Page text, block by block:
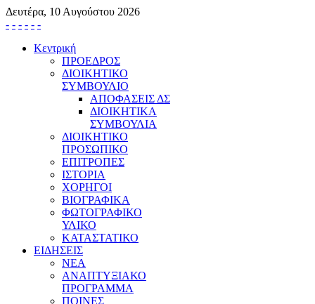
Δευτέρα, 10 Αυγούστου 2026
- - - - - -
Κεντρική
ΠΡΟΕΔΡΟΣ
ΔΙΟΙΚΗΤΙΚΟ
ΣΥΜΒΟΥΛΙΟ
ΑΠΟΦΑΣΕΙΣ ΔΣ
ΔΙΟΙΚΗΤΙΚΑ
ΣΥΜΒΟΥΛΙΑ
ΔΙΟΙΚΗΤΙΚΟ
ΠΡΟΣΩΠΙΚΟ
ΕΠΙΤΡΟΠΕΣ
ΙΣΤΟΡΙΑ
ΧΟΡΗΓΟΙ
ΒΙΟΓΡΑΦΙΚΑ
ΦΩΤΟΓΡΑΦΙΚΟ
ΥΛΙΚΟ
ΚΑΤΑΣΤΑΤΙΚΟ
ΕΙΔΗΣΕΙΣ
ΝΕΑ
ΑΝΑΠΤΥΞΙΑΚΟ
ΠΡΟΓΡΑΜΜΑ
ΠΟΙΝΕΣ